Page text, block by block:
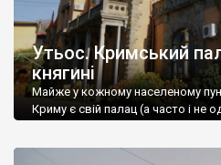
Утьос. Кримський
княгині
Майже у кожному населеному
Криму є свій палац (а часто і не